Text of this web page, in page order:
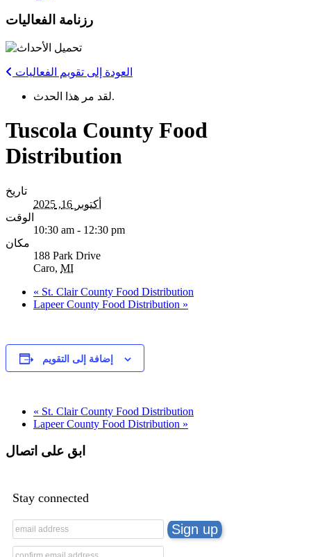
رزنامة الفعاليات
العودة إلى تقويم الفعاليات
لقد مر هذا الحدث.
Tuscola County Food
Distribution
تاريخ
أكتوبر 16, 2025
الوقت
10:30 am - 12:30 pm
مكان
188 Park Drive
Caro, MI
« St. Clair County Food Distribution
Lapeer County Food Distribution »
إضافة إلى التقويم
« St. Clair County Food Distribution
Lapeer County Food Distribution »
ابق على اتصال
Stay connected